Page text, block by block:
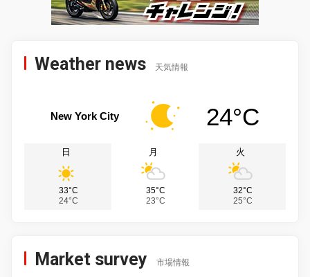
Weather news 天気情報
New York City 24°C
日
33°C
24°C
月
35°C
23°C
火
32°C
25°C
Market survey 市場情報